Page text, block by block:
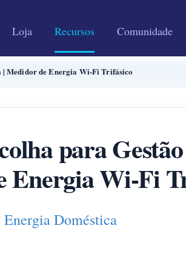
Loja Recursos Comunidade
| Medidor de Energia Wi-Fi Trifásico
para
Energia Wi-Fi
Doméstica